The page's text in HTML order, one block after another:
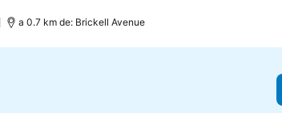
a 0.7 km de: Brickell Avenue